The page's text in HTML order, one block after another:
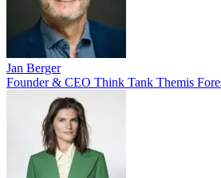
Jan Berger
Founder & CEO Think Tank Themis